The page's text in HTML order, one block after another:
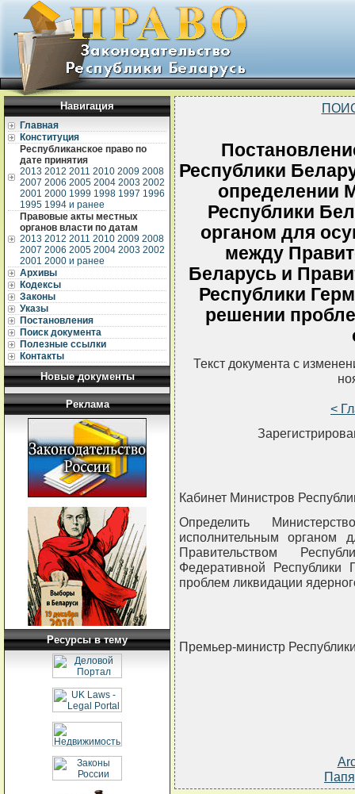
Навигация
Главная
Конституция
Республиканское право по
дате принятия
2013 2012 2011 2010 2009 2008
2007 2006 2005 2004 2003 2002
2001 2000 1999 1998 1997 1996
1995 1994 и ранее
Правовые акты местных
органов власти по датам
2013 2012 2011 2010 2009 2008
2007 2006 2005 2004 2003 2002
2001 2000 и ранее
Архивы
Кодексы
Законы
Указы
Постановления
Поиск документа
Полезные ссылки
Контакты
Новые документы
Реклама
Ресурсы в тему
Республики
определении
Республики
органом для
между
Беларусь и
Республики
решении
Текст документа с
<
Кабинет Министров
Определить
исполнительным органом
Правительством
Федеративной Республики
проблем ликвидации
Премьер-министр